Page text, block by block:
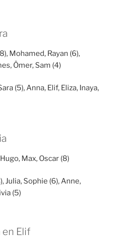
Mohamed, Rayan (6),
Ömer, Sam (4)
(5), Anna, Elif, Eliza, Inaya,
Max, Oscar (8)
Julia, Sophie (6), Anne,
(5)
Elif